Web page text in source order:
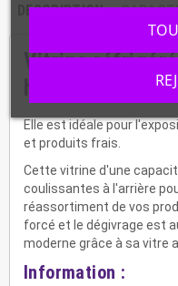
DESCRIPTION
Vitrine
Elle est idéale pour
et produits frais.
Cette vitrine d'une
coulissantes à l'arrière
réassortiment de vos
forcé et le dégivrage est
moderne grâce à sa vitre
Information :